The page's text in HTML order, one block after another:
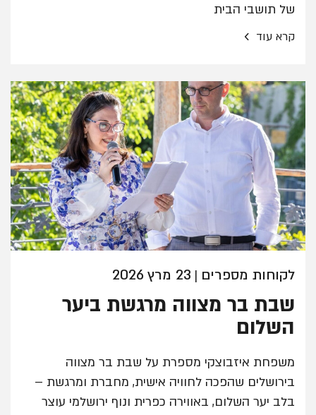
של תושבי הבית
קרא עוד ›
לקוחות מספרים | 23 מרץ 2026
שבת בר מצווה מרגשת ביער
השלום
משפחת איזבוצקי מספרת על שבת בר מצווה
בירושלים שהפכה לחוויה אישית, מחברת ומרגשת –
בלב יער השלום, באווירה כפרית ונוף ירושלמי עוצר